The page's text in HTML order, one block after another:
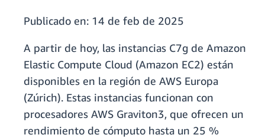
Publicado en: 14 de feb de 2025
A partir de hoy, las instancias C7g de Amazon
Elastic Compute Cloud (Amazon EC2) están
disponibles en la región de AWS Europa
(Zúrich). Estas instancias funcionan con
procesadores AWS Graviton3, que ofrecen un
rendimiento de cómputo hasta un 25 %